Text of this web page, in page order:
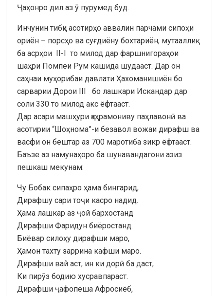
Ҷаҳонро дил аз ӯ пурумед буд.
Инчунин тибқи асотирҳо аввалин парчами сипоҳи
ориён – порсҳо ва суғдиёну бохтариён, мутааллиқ
ба асрҳои II-I то милод дар фаршнигораҳои
шаҳри Помпеи Рум кашида шудааст. Дар он
саҳнаи муҳорибаи давлати Ҳахоманишиён бо
сарварии Дорои III бо лашкари Искандар дар
соли 330 то милод акс ёфтааст.
Дар асари машҳури қаҳрамониву паҳлавонӣ ва
асотирии “Шоҳнома”-и безавол вожаи дирафш ва
васфи он бештар аз 700 маротиба зикр ёфтааст.
Баъзе аз намунаҳоро ба шунавандагони азиз
пешкаш мекунам:
Чу Бобак сипаҳро ҳама бингарид,
Дирафшу сари тоҷи касро надид.
Ҳама лашкар аз ҷой бархостанд
Дирафши Фаридун биёростанд.
Биёвар силоҳу дирафши маро,
Ҳамон тахту заррина кафши маро.
Дирафши вай аст, ин ки дорӣ ба даст,
Ки пирӯз бодию хусравпараст.
Дирафши ҷафопеша Афросиёб,